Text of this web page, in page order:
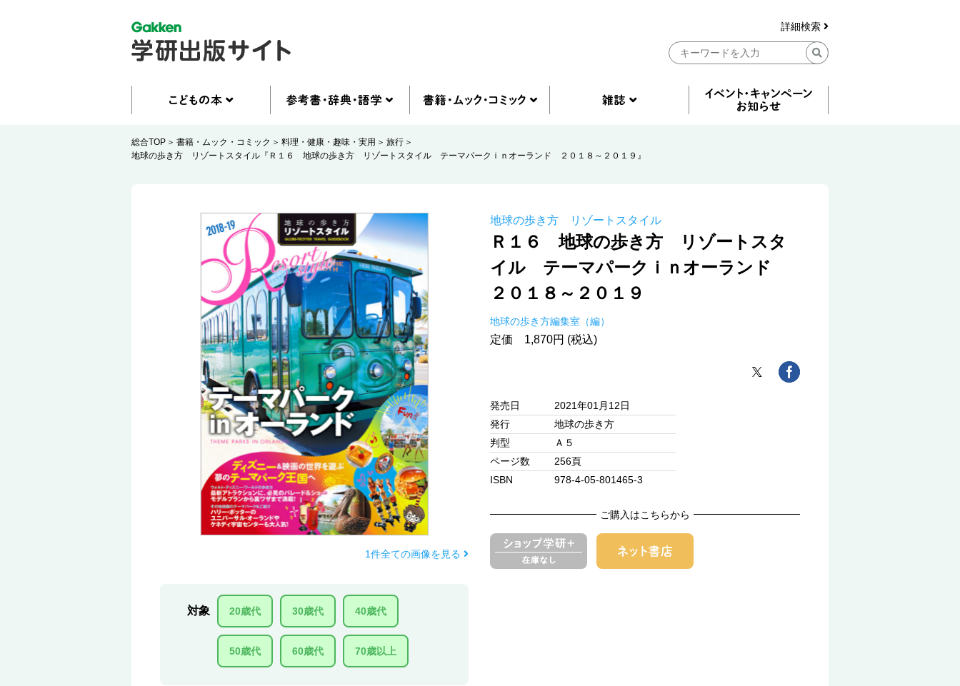
詳細検索
総合TOP 書籍・ムック・コミック 料理・健康・趣味・実用
旅行
地球の歩き方 リゾートスタイル『Ｒ１６ 地球の歩き方 リゾートスタイル テーマパークｉｎオーランド ２０１８～２０１９』
1件全ての画像を見る
対象 20歳代 30歳代 40歳代
50歳代 60歳代 70歳以上
地球の歩き方 リゾートスタイル
Ｒ１６ 地球の歩き方 リゾートスタ
イル テーマパークｉｎオーランド
２０１８～２０１９
地球の歩き方編集室（編）
定価 1,870円 (税込)
発売日
2021年01月12日
発行
地球の歩き方
判型
Ａ５
ページ数
256頁
ISBN
978-4-05-801465-3
ご購入はこちらから